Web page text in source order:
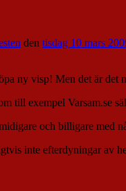
den tisdag 10 mars
ny visp! Men det är det
till exempel Varsam.se
och billigare med
inte efterdyningar av